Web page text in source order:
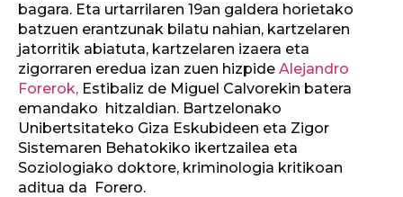
bagara. Eta urtarrilaren 19an galdera horietako
batzuen erantzunak bilatu nahian, kartzelaren
jatorritik abiatuta, kartzelaren izaera eta
zigorraren eredua izan zuen hizpide Alejandro
Forerok, Estibaliz de Miguel Calvorekin batera
emandako hitzaldian. Bartzelonako
Unibertsitateko Giza Eskubideen eta Zigor
Sistemaren Behatokiko ikertzailea eta
Soziologiako doktore, kriminologia kritikoan
aditua da Forero.